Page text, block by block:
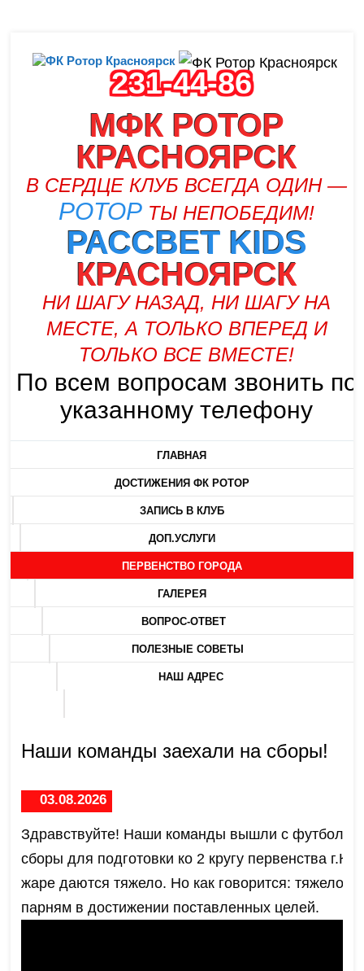
МФК РОТОР
КРАСНОЯРСК
В СЕРДЦЕ КЛУБ ВСЕГДА ОДИН —
РОТОР ТЫ НЕПОБЕДИМ!
РАССВЕТ KIDS
КРАСНОЯРСК
НИ ШАГУ НАЗАД, НИ ШАГУ НА
МЕСТЕ, А ТОЛЬКО ВПЕРЕД И
ТОЛЬКО ВСЕ ВМЕСТЕ!
По всем вопросам звонить по
указанному телефону
231-44-86
ГЛАВНАЯ
ДОСТИЖЕНИЯ ФК РОТОР
ЗАПИСЬ В КЛУБ
ДОП.УСЛУГИ
ПЕРВЕНСТВО ГОРОДА
ГАЛЕРЕЯ
ВОПРОС-ОТВЕТ
ПОЛЕЗНЫЕ СОВЕТЫ
НАШ АДРЕС
Наши команды заехали на сборы!
03.08.2026
Здравствуйте! Наши команды вышли с
сборы для подготовки ко 2 кругу первенства
жаре даются тяжело. Но как говорится: тяжело
парням в достижении поставленных целей.